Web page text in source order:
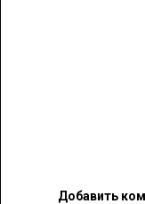
Добавить